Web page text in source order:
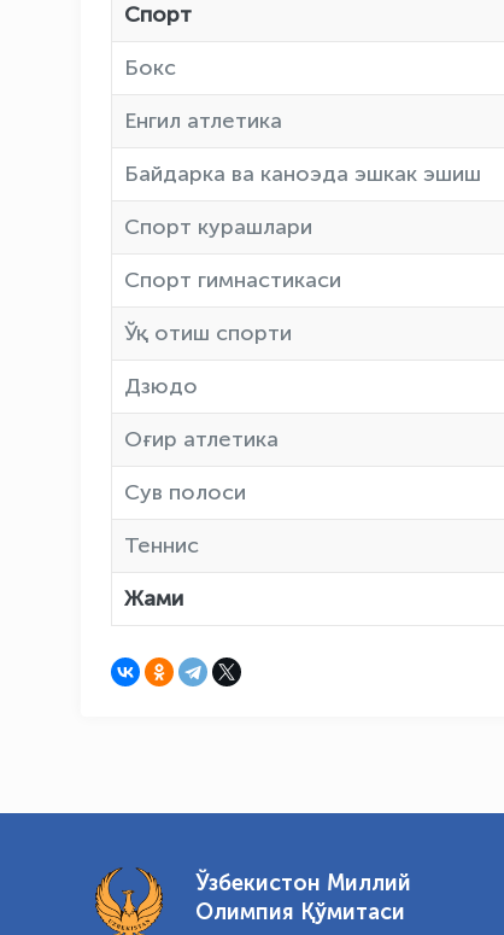
Спорт
Бокс
Енгил атлетика
Байдарка ва каноэда эшкак эшиш
Спорт курашлари
Спорт гимнастикаси
Ўқ отиш спорти
Дзюдо
Оғир атлетика
Сув полоси
Теннис
Жами
Ўзбекистон Миллий
Олимпия Қўмитаси